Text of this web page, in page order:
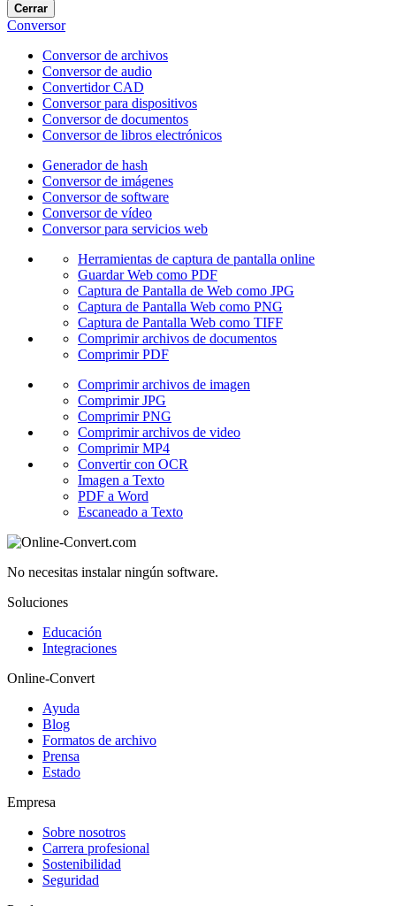
Cerrar
Conversor
Conversor de archivos
Conversor de audio
Convertidor CAD
Conversor para dispositivos
Conversor de documentos
Conversor de libros electrónicos
Generador de hash
Conversor de imágenes
Conversor de software
Conversor de vídeo
Conversor para servicios web
Herramientas de captura de pantalla online
Guardar Web como PDF
Captura de Pantalla de Web como JPG
Captura de Pantalla Web como PNG
Captura de Pantalla Web como TIFF
Comprimir archivos de documentos
Comprimir PDF
Comprimir archivos de imagen
Comprimir JPG
Comprimir PNG
Comprimir archivos de video
Comprimir MP4
Convertir con OCR
Imagen a Texto
PDF a Word
Escaneado a Texto
No necesitas instalar ningún software.
Soluciones
Educación
Integraciones
Online-Convert
Ayuda
Blog
Formatos de archivo
Prensa
Estado
Empresa
Sobre nosotros
Carrera profesional
Sostenibilidad
Seguridad